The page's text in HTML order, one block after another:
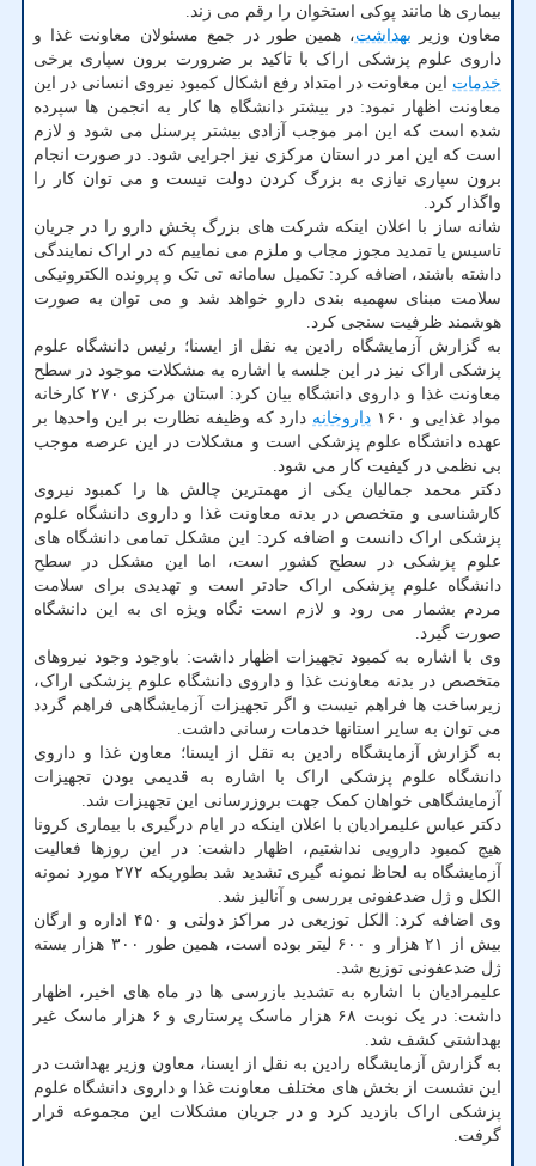
بیماری ها مانند پوکی استخوان را رقم می زند.
معاون وزیر بهداشت، همین طور در جمع مسئولان معاونت غذا و
داروی علوم پزشکی اراک با تاکید بر ضرورت برون سپاری برخی
خدمات این معاونت در امتداد رفع اشکال کمبود نیروی انسانی در این
معاونت اظهار نمود: در بیشتر دانشگاه ها کار به انجمن ها سپرده
شده است که این امر موجب آزادی بیشتر پرسنل می شود و لازم
است که این امر در استان مرکزی نیز اجرایی شود. در صورت انجام
برون سپاری نیازی به بزرگ کردن دولت نیست و می توان کار را
واگذار کرد.
شانه ساز با اعلان اینکه شرکت های بزرگ پخش دارو را در جریان
تاسیس یا تمدید مجوز مجاب و ملزم می نماییم که در اراک نمایندگی
داشته باشند، اضافه کرد: تکمیل سامانه تی تک و پرونده الکترونیکی
سلامت مبنای سهمیه بندی دارو خواهد شد و می توان به صورت
هوشمند ظرفیت سنجی کرد.
به گزارش آزمایشگاه رادین به نقل از ایسنا؛ رئیس دانشگاه علوم
پزشکی اراک نیز در این جلسه با اشاره به مشکلات موجود در سطح
معاونت غذا و داروی دانشگاه بیان کرد: استان مرکزی ۲۷۰ کارخانه
مواد غذایی و ۱۶۰
داروخانه دارد که وظیفه نظارت بر این واحدها بر
عهده دانشگاه علوم پزشکی است و مشکلات در این عرصه موجب
بی نظمی در کیفیت کار می شود.
دکتر محمد جمالیان یکی از مهمترین چالش ها را کمبود نیروی
کارشناسی و متخصص در بدنه معاونت غذا و داروی دانشگاه علوم
پزشکی اراک دانست و اضافه کرد: این مشکل تمامی دانشگاه های
علوم پزشکی در سطح کشور است، اما این مشکل در سطح
دانشگاه علوم پزشکی اراک حادتر است و تهدیدی برای سلامت
مردم بشمار می رود و لازم است نگاه ویژه ای به این دانشگاه
صورت گیرد.
وی با اشاره به کمبود تجهیزات اظهار داشت: باوجود وجود نیروهای
متخصص در بدنه معاونت غذا و داروی دانشگاه علوم پزشکی اراک،
زیرساخت ها فراهم نیست و اگر تجهیزات آزمایشگاهی فراهم گردد
می توان به سایر استانها خدمات رسانی داشت.
به گزارش آزمایشگاه رادین به نقل از ایسنا؛ معاون غذا و داروی
دانشگاه علوم پزشکی اراک با اشاره به قدیمی بودن تجهیزات
آزمایشگاهی خواهان کمک جهت بروزرسانی این تجهیزات شد.
دکتر عباس علیمرادیان با اعلان اینکه در ایام درگیری با بیماری کرونا
هیچ کمبود دارویی نداشتیم، اظهار داشت: در این روزها فعالیت
آزمایشگاه به لحاظ نمونه گیری تشدید شد بطوریکه ۲۷۲ مورد نمونه
الکل و ژل ضدعفونی بررسی و آنالیز شد.
وی اضافه کرد: الکل توزیعی در مراکز دولتی و ۴۵۰ اداره و ارگان
بیش از ۲۱ هزار و ۶۰۰ لیتر بوده است، همین طور ۳۰۰ هزار بسته
ژل ضدعفونی توزیع شد.
علیمرادیان با اشاره به تشدید بازرسی ها در ماه های اخیر، اظهار
داشت: در یک نوبت ۶۸ هزار ماسک پرستاری و ۶ هزار ماسک غیر
بهداشتی کشف شد.
به گزارش آزمایشگاه رادین به نقل از ایسنا، معاون وزیر بهداشت در
این نشست از بخش های مختلف معاونت غذا و داروی دانشگاه علوم
پزشکی اراک بازدید کرد و در جریان مشکلات این مجموعه قرار
گرفت.